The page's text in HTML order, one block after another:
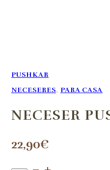
PUSHKAR
NECESERES, PARA CASA
NECESER
22,90€